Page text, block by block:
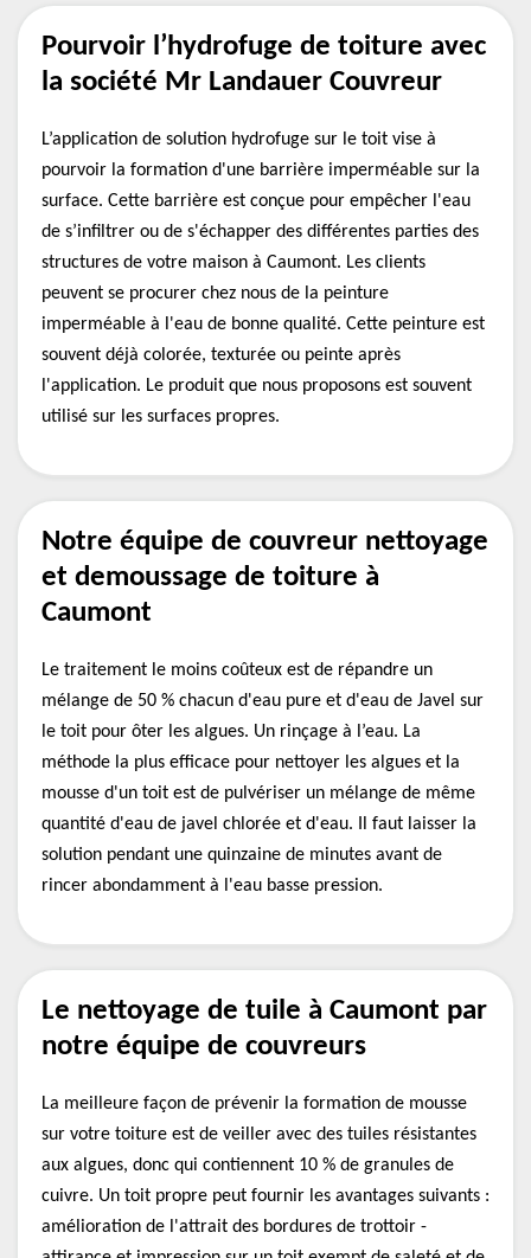
Pourvoir l’hydrofuge de toiture avec
la société Mr Landauer Couvreur
L’application de solution hydrofuge sur le toit vise à
pourvoir la formation d'une barrière imperméable sur la
surface. Cette barrière est conçue pour empêcher l'eau
de s’infiltrer ou de s'échapper des différentes parties des
structures de votre maison à Caumont. Les clients
peuvent se procurer chez nous de la peinture
imperméable à l'eau de bonne qualité. Cette peinture est
souvent déjà colorée, texturée ou peinte après
l'application. Le produit que nous proposons est souvent
utilisé sur les surfaces propres.
Notre équipe de couvreur nettoyage
et demoussage de toiture à
Caumont
Le traitement le moins coûteux est de répandre un
mélange de 50 % chacun d'eau pure et d'eau de Javel sur
le toit pour ôter les algues. Un rinçage à l’eau. La
méthode la plus efficace pour nettoyer les algues et la
mousse d'un toit est de pulvériser un mélange de même
quantité d'eau de javel chlorée et d'eau. Il faut laisser la
solution pendant une quinzaine de minutes avant de
rincer abondamment à l'eau basse pression.
Le nettoyage de tuile à Caumont par
notre équipe de couvreurs
La meilleure façon de prévenir la formation de mousse
sur votre toiture est de veiller avec des tuiles résistantes
aux algues, donc qui contiennent 10 % de granules de
cuivre. Un toit propre peut fournir les avantages suivants :
amélioration de l'attrait des bordures de trottoir -